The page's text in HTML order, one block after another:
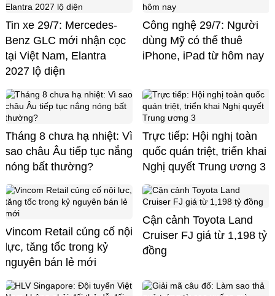
Tin xe 29/7: Mercedes-
Benz GLC mới nhận cọc
tại Việt Nam, Elantra
2027 lộ diện
Công nghệ 29/7: Người
dùng Mỹ có thể thuê
iPhone, iPad từ hôm nay
Tháng 8 chưa hạ nhiệt: Vì
sao châu Âu tiếp tục nắng
nóng bất thường?
Trực tiếp: Hội nghị toàn
quốc quán triệt, triển khai
Nghị quyết Trung ương 3
Vincom Retail củng cố nội
lực, tăng tốc trong kỷ
nguyên bán lẻ mới
Cận cảnh Toyota Land
Cruiser FJ giá từ 1,198 tỷ
đồng